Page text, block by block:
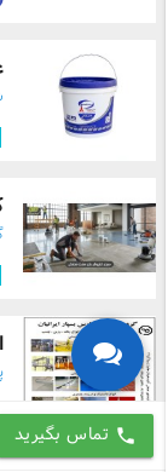
call تماس بگیرید